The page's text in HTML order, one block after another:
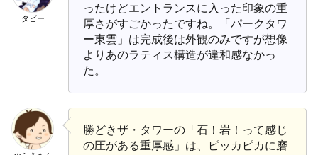
タビー
ったけどエントランスに入った印象の重
厚さがすごかったですね。「パークタワ
ー東雲」は完成後は外観のみですが想像
よりあのラティス構造が違和感なかっ
た。
勝どきザ・タワーの「石！岩！って感じ
の圧がある重厚感」は、ピッカピカに磨